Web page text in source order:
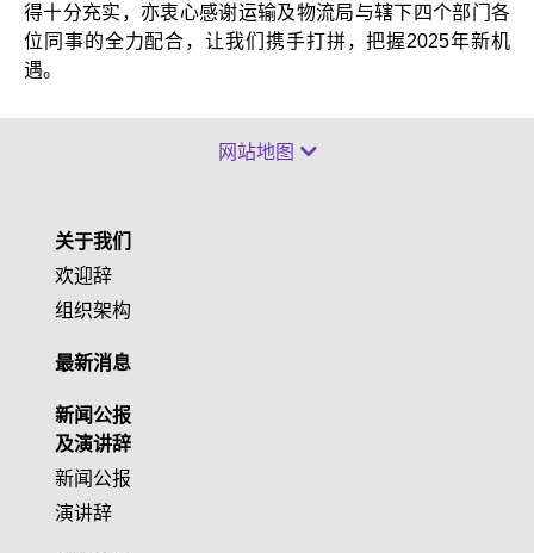
得十分充实，亦衷心感谢运输及物流局与辖下四个部门各
位同事的全力配合，让我们携手打拼，把握2025年新机
遇。
网站地图
关于我们
欢迎辞
组织架构
最新消息
新闻公报
及演讲辞
新闻公报
演讲辞